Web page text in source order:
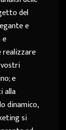
del
e
e
realizzare
e
alla
dinamico,
si